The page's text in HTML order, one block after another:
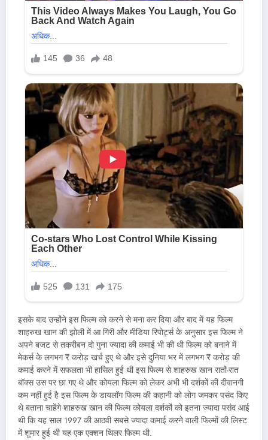
इसके बाद उन्होंने इस फिल्म को करने से मना कर दिया और बाद में यह फिल्म
शाहरुख खान की झोली में आ गिरी और मीडिया रिपोर्ट्स के अनुसार इस फिल्म ने
अपने बजट से तकरीबन दो गुना ज्यादा की कमाई भी की थी फिल्म को बनाने में
मेकर्स के लगभग ₹ करोड़ खर्च हुए थे और इसे दुनिया भर में लगभग ₹ करोड़ की
कमाई करने में सफलता भी हासिल हुई थी इस फिल्म से शाहरुख खान रातों-रात
बॉक्स उस पर छा गए थे और कोयला फिल्म को लेकर अभी भी दर्शकों की दीवानगी
कम नहीं हुई है इस फिल्म के डायलॉग फिल्म की कहानी को लोग जमकर पसंद किए
थे बताना चाहेंगे शाहरुख खान की फिल्म कोयला दर्शकों को इतना ज्यादा पसंद आई
थी कि यह साल 1997 की आठवी सबसे ज्यादा कमाई करने वाली फिल्मों की लिस्ट
में शुमार हुई थी यह एक एक्शन थिलर फिल्म थी.